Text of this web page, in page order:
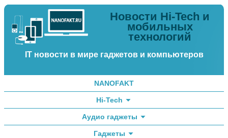
Новости Hi-Tech и
мобильных
технологий
IT новости в мире гаджетов и компьютеров
NANOFAKT
Hi-Tech
Аудио гаджеты
Гаджеты